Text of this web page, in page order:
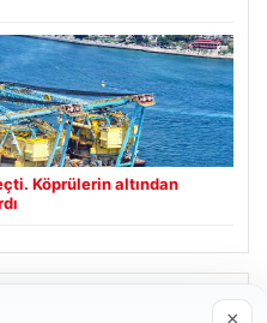
Köprülerin altından